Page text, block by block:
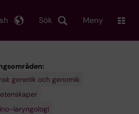
Sök Meny
genetik och genomik
laryngologi